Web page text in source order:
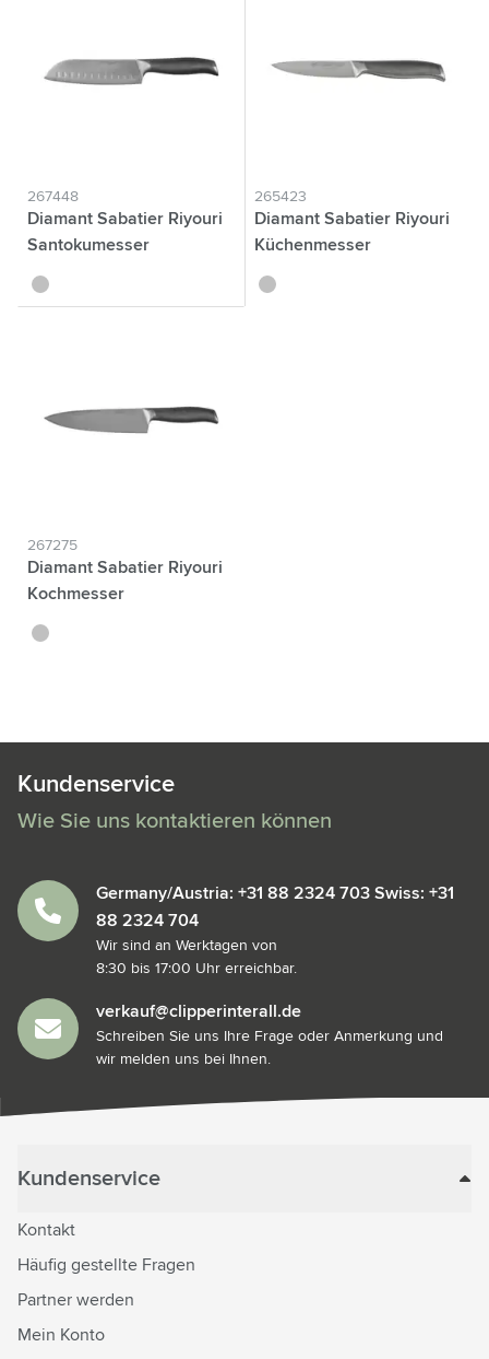
267448
Diamant Sabatier Riyouri
Santokumesser
argenté
265423
Diamant Sabatier Riyouri
Küchenmesser
argenté
267275
Diamant Sabatier Riyouri
Kochmesser
argenté
Kundenservice
Wie Sie uns kontaktieren können
Germany/Austria: +31 88 2324 703 Swiss: +31
88 2324 704
Wir sind an Werktagen von
8:30 bis 17:00 Uhr erreichbar.
verkauf@clipperinterall.de
Schreiben Sie uns Ihre Frage oder Anmerkung und
wir melden uns bei Ihnen.
Kundenservice
Kontakt
Häufig gestellte Fragen
Partner werden
Mein Konto